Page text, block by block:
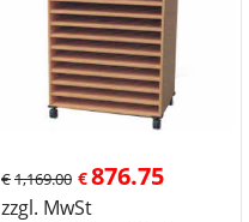
€1,169.00 €876.75
zzgl. MwSt